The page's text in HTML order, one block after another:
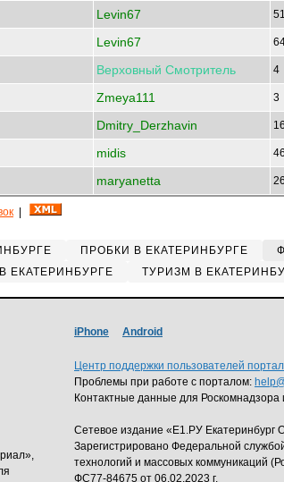
Levin67 51
Levin67
Верховный Смотритель 4
Zmeya111 3
Dmitry_Derzhavin 16
midis 46
maryanetta 26
ПРОБКИ В ЕКАТЕРИНБУРГЕ
ЕКАТЕРИНБУРГЕ ТУРИЗМ В
iPhone Android
Центр поддержки пользователей
Проблемы при работе с порталом:
Контактные данные для Роскомнадзора
Сетевое издание «Е1.РУ Екатеринбург
Зарегистрировано Федеральной
технологий и массовых коммуникаций
ФС77-84675 от 06.02.2023 г.